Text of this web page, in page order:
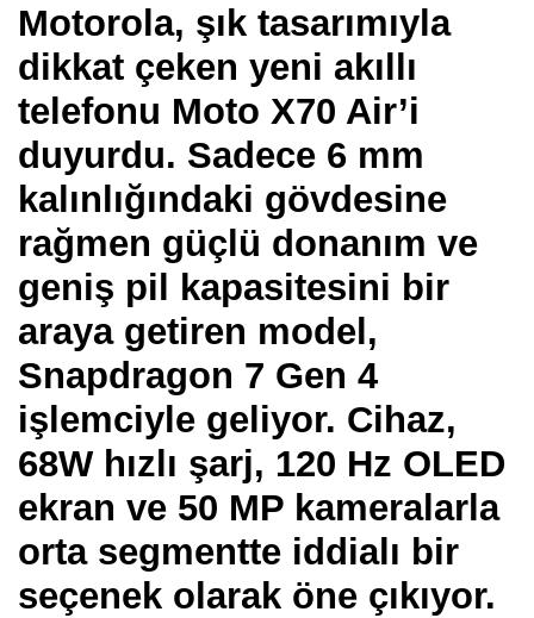
Motorola, şık tasarımıyla
dikkat çeken yeni akıllı
telefonu Moto X70 Air’i
duyurdu. Sadece 6 mm
kalınlığındaki gövdesine
rağmen güçlü donanım ve
geniş pil kapasitesini bir
araya getiren model,
Snapdragon 7 Gen 4
işlemciyle geliyor. Cihaz,
68W hızlı şarj, 120 Hz OLED
ekran ve 50 MP kameralarla
orta segmentte iddialı bir
seçenek olarak öne çıkıyor.